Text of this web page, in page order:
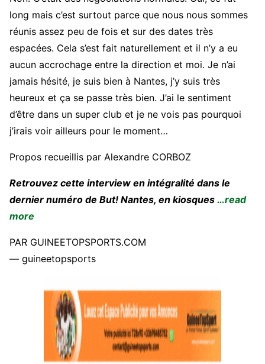
long mais c’est surtout parce que nous nous sommes
réunis assez peu de fois et sur des dates très
espacées. Cela s’est fait naturellement et il n’y a eu
aucun accrochage entre la direction et moi. Je n’ai
jamais hésité, je suis bien à Nantes, j’y suis très
heureux et ça se passe très bien. J’ai le sentiment
d’être dans un super club et je ne vois pas pourquoi
j’irais voir ailleurs pour le moment…
Propos recueillis par Alexandre CORBOZ
Retrouvez cette interview en intégralité dans le
dernier numéro de But! Nantes, en kiosques …read
more
PAR GUINEETOPSPORTS.COM
— guineetopsports